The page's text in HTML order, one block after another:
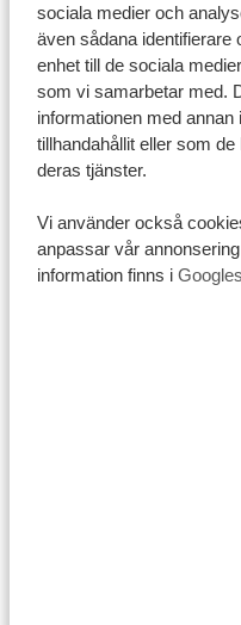
sociala medier och
även sådana identifierare
enhet till de sociala
som vi samarbetar med.
informationen med
tillhandahållit eller som
deras tjänster.
Vi använder också
anpassar vår
information finns i
Välj en rutt med
Låt kroppen få tid att
arrangör.
Vill du ha hjälp att
Hör av dig till oss . Vi på
att göra bestigningen
som möjligt 😊